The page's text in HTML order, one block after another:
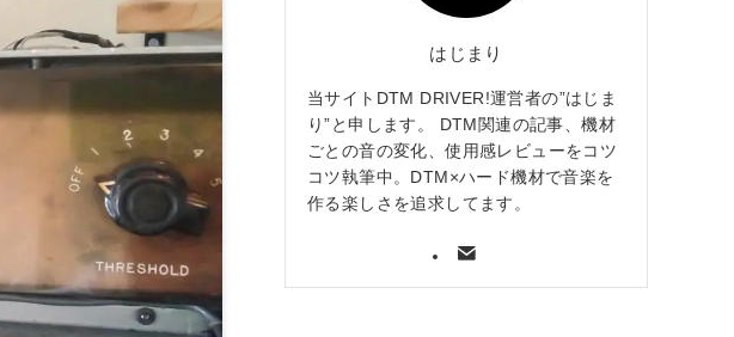
はじまり
当サイトDTM DRIVER!運営者の”はじま
り”と申します。 DTM関連の記事、機材
ごとの音の変化、使用感レビューをコツ
コツ執筆中。DTM×ハード機材で音楽を
作る楽しさを追求してます。